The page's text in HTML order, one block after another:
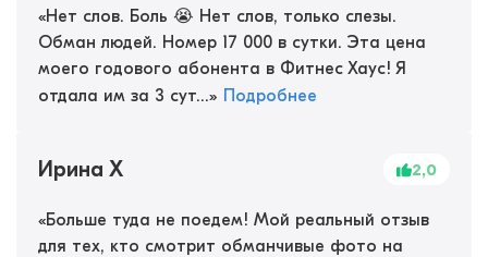
«Нет слов. Боль 😭 Нет слов, только слезы.
Обман людей. Номер 17 000 в сутки. Эта цена
моего годового абонента в Фитнес Хаус! Я
отдала им за 3 сут...» Подробнее
Ирина Х 2,0
«Больше туда не поедем! Мой реальный отзыв
для тех, кто смотрит обманчивые фото на